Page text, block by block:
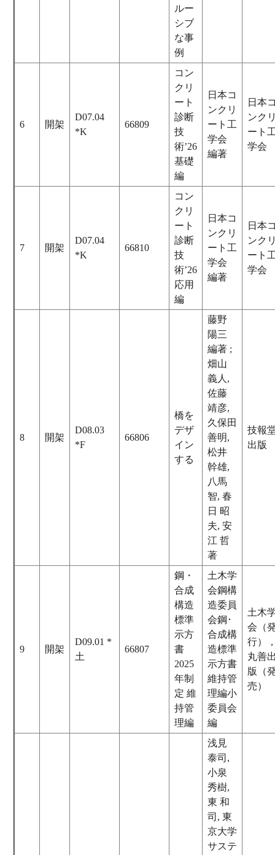
ルー
シブ
な事
例
6 開架
D07.04
*K
66809
コン
クリ
ート
診断
技
術’26
基礎
編
日本コ
ンクリ
ート工
学会
編著
日本
ンク
ート
学会
7 開架
D07.04
*K
66810
コン
クリ
ート
診断
技
術’26
応用
編
日本コ
ンクリ
ート工
学会
編著
日本
ンク
ート
学会
8 開架
D08.03
*F
66806
橋を
デザ
イン
する
藤野
陽三
編著 ;
畑山
義人,
佐藤
靖彦,
久保田
善明,
松井
幹雄,
八馬
智, 春
日 昭
夫, 安
江 哲
著
技報
出版
9 開架
D09.01 *
土
66807
鋼・
合成
構造
標準
示方
書
2025
年制
定 維
持管
理編
土木学
会鋼構
造委員
会鋼･
合成構
造標準
示方書
維持管
理編小
委員会
編
土木
会（
行）
丸善
版（
売）
浅見
泰司,
小泉
秀樹,
東 和
司, 東
京大学
サステ